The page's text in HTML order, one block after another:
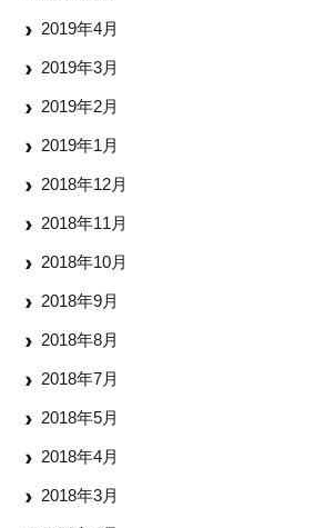
2019年4月
2019年3月
2019年2月
2019年1月
2018年12月
2018年11月
2018年10月
2018年9月
2018年8月
2018年7月
2018年5月
2018年4月
2018年3月